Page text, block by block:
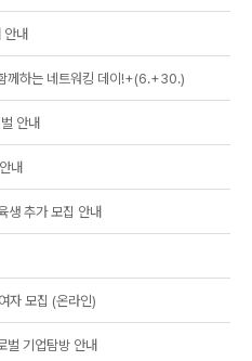
내
께하는 네트워킹 데이!+(6.+30.)
안내
내
생 추가 모집 안내
자 모집 (온라인)
기업탐방 안내